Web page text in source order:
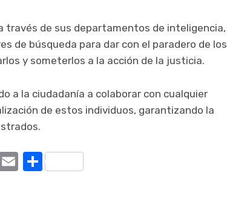
través de sus departamentos de inteligencia,
de búsqueda para dar con el paradero de los
y someterlos a la acción de la justicia.
a la ciudadanía a colaborar con cualquier
de estos individuos, garantizando la
EmailCompartir